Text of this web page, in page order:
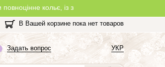
кольє, із замочком, з будь-якої нитки, яку Ви
В Вашей корзине пока нет товаров
Задать вопрос УКР